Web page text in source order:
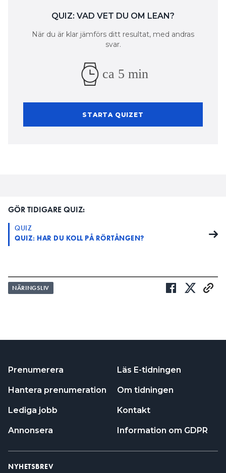
QUIZ: VAD VET DU OM LEAN?
När du är klar jämförs ditt resultat, med andras
svar.
ca 5 min
STARTA QUIZET
GÖR TIDIGARE QUIZ:
QUIZ
QUIZ: HAR DU KOLL PÅ RÖRTÅNGEN?
NÄRINGSLIV
Prenumerera
Hantera prenumeration
Lediga jobb
Annonsera
Läs E-tidningen
Om tidningen
Kontakt
Information om GDPR
NYHETSBREV